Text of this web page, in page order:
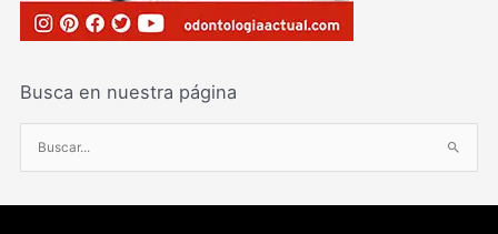
Busca en nuestra página
u
s